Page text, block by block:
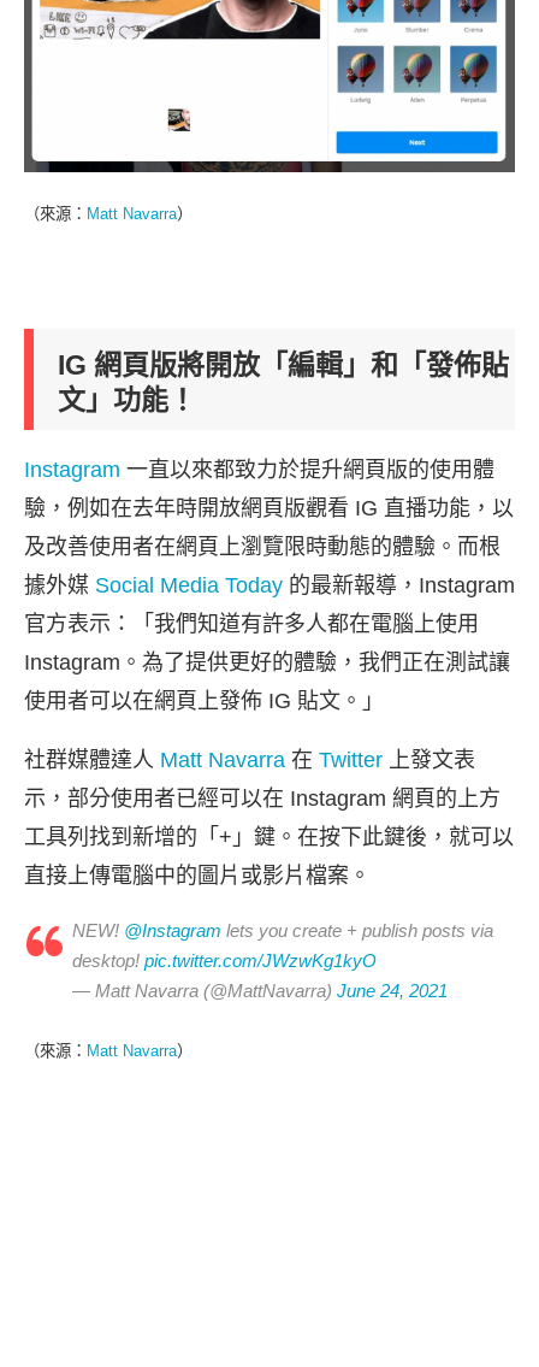
（來源： Matt Navarra）
IG 網頁版將開放「編輯」和「發佈貼
文」功能！
Instagram 一直以來都致力於提升網頁版的使用體
驗，例如在去年時開放網頁版觀看 IG 直播功能，以
及改善使用者在網頁上瀏覽限時動態的體驗。而根
據外媒 Social Media Today 的最新報導，Instagram
官方表示：「我們知道有許多人都在電腦上使用
Instagram。為了提供更好的體驗，我們正在測試讓
使用者可以在網頁上發佈 IG 貼文。」
社群媒體達人 Matt Navarra 在 Twitter 上發文表
示，部分使用者已經可以在 Instagram 網頁的上方
工具列找到新增的「+」鍵。在按下此鍵後，就可以
直接上傳電腦中的圖片或影片檔案。
NEW! @Instagram lets you create + publish posts via
desktop! pic.twitter.com/JWzwKg1kyO
— Matt Navarra (@MattNavarra) June 24, 2021
（來源： Matt Navarra）